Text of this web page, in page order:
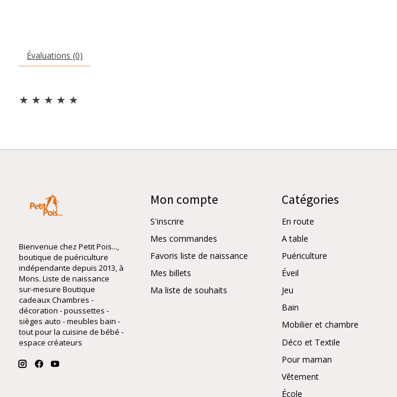
Évaluations (0)
★ ★ ★ ★ ★
Bienvenue chez Petit Pois...,
boutique de puériculture
indépendante depuis 2013, à
Mons. Liste de naissance
sur-mesure Boutique
cadeaux Chambres -
décoration - poussettes -
sièges auto - meubles bain -
tout pour la cuisine de bébé -
espace créateurs
Mon compte
S'inscrire
Mes commandes
Favoris liste de naissance
Mes billets
Ma liste de souhaits
Catégories
En route
A table
Puériculture
Éveil
Jeu
Bain
Mobilier et chambre
Déco et Textile
Pour maman
Vêtement
École